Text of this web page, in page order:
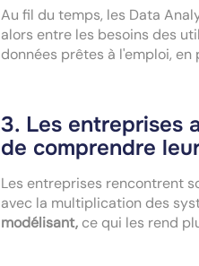
Au fil du temps, les Data
alors entre les besoins des
données prêtes à l'emploi,
3. Les entreprises
de comprendre
Les entreprises rencontrent
avec la multiplication des
modélisant, ce qui les rend